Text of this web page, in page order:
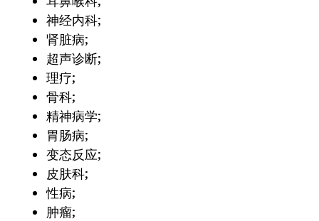
神经内科;
肾脏病;
超声诊断;
理疗;
骨科;
精神病学;
胃肠病;
变态反应;
皮肤科;
性病;
肿瘤;